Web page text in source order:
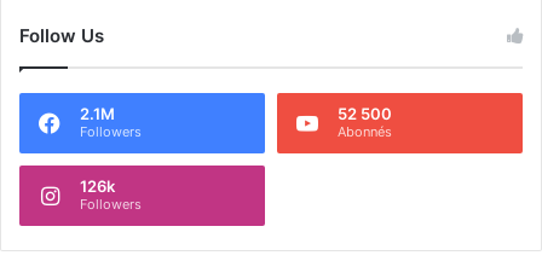
Follow Us
2.1M
Followers
52 500
Abonnés
126k
Followers